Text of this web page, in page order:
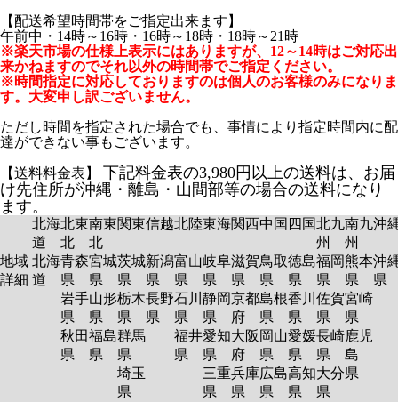
【配送希望時間帯をご指定出来ます】
午前中・14時～16時・16時～18時・18時～21時
※楽天市場の仕様上表示にはありますが、12～14時はご対応出
来かねますのでそれ以外の時間帯でご指定ください。
※時間指定に対応しておりますのは個人のお客様のみになりま
す。大変申し訳ございません。
ただし時間を指定された場合でも、事情により指定時間内に配
達ができない事もございます。
【送料料金表】
下記料金表の3,980円以上の送料は、お届
け先住所が沖縄・離島・山間部等の場合の送料になり
ます。
北海
道
北東
北
南東
北
関東信越北陸東海関西中国 四国北九
州
南九
州
沖
地域
詳細
北海
道
青森
県
岩手
県
秋田
県
宮城
県
山形
県
福島
県
茨城
県
栃木
県
群馬
県
埼玉
県
新潟
県
長野
県
富山
県
石川
県
福井
県
岐阜
県
静岡
県
愛知
県
三重
県
滋賀
県
京都
府
大阪
府
兵庫
県
鳥取
県
島根
県
岡山
県
広島
県
徳島
県
香川
県
愛媛
県
高知
県
福岡
県
佐賀
県
長崎
県
大分
県
熊本
県
宮崎
県
鹿児
島
県
沖